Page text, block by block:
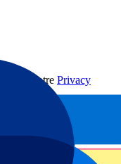
à notre Privacy